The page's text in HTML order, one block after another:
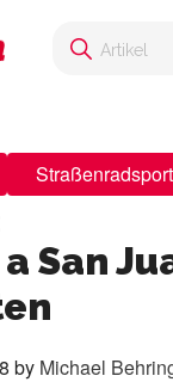
Straßenradsport
San
by Michael